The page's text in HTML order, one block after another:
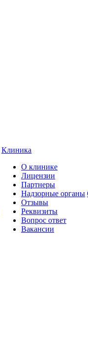
Клиника
О клинике
Лицензии
Партнеры
Надзорные органы
Отзывы
Реквизиты
Вопрос ответ
Вакансии